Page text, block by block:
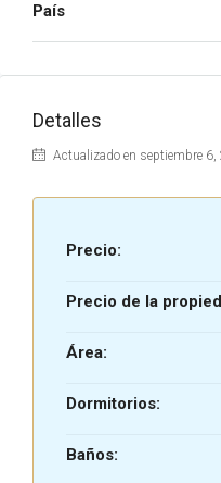
País
Detalles
Actualizado en septiembre
Precio:
Precio de la
Área:
Dormitorios:
Baños: